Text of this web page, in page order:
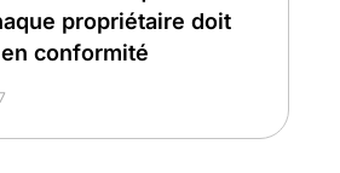
propriétaire doit
conformité